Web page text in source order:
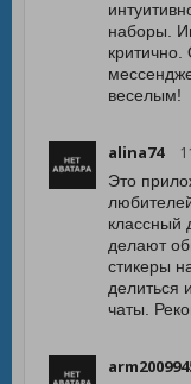
наборы.
веселым!
alina74
Это
классный
делают
стикеры
делиться
чаты.